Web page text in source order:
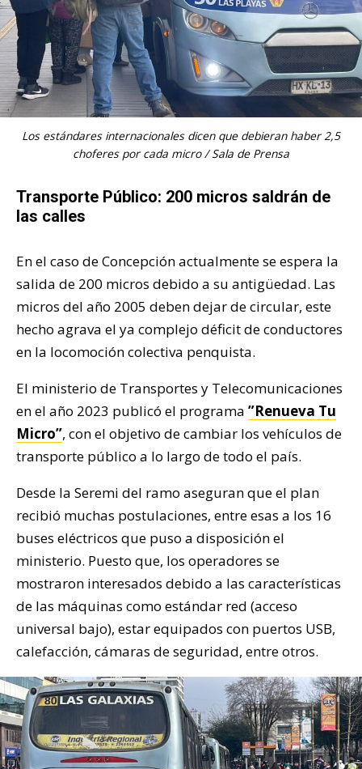
Los estándares internacionales dicen que debieran haber 2,5
choferes por cada micro / Sala de Prensa
Transporte Público: 200 micros saldrán de
las calles
En el caso de Concepción actualmente se espera la
salida de 200 micros debido a su antigüedad. Las
micros del año 2005 deben dejar de circular, este
hecho agrava el ya complejo déficit de conductores
en la locomoción colectiva penquista.
El ministerio de Transportes y Telecomunicaciones
en el año 2023 publicó el programa ”Renueva Tu
Micro”, con el objetivo de cambiar los vehículos de
transporte público a lo largo de todo el país.
Desde la Seremi del ramo aseguran que el plan
recibió muchas postulaciones, entre esas a los 16
buses eléctricos que puso a disposición el
ministerio. Puesto que, los operadores se
mostraron interesados debido a las características
de las máquinas como estándar red (acceso
universal bajo), estar equipados con puertos USB,
calefacción, cámaras de seguridad, entre otros.